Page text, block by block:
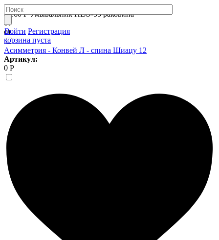
Войти Регистрация
корзина пуста
5 160 Р Умывальник НЕО-55 раковина
от
от
Асимметрия - Конвей Л - спина Шиацу 12
Артикул:
0 Р